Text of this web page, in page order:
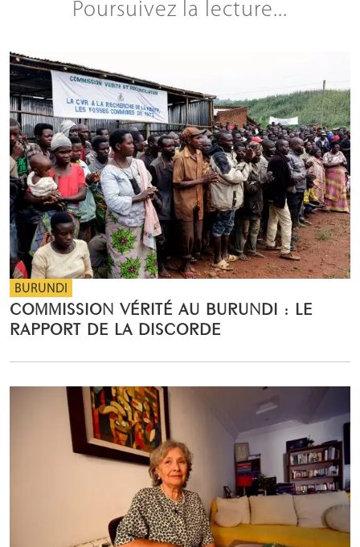
Poursuivez la lecture...
BURUNDI
COMMISSION VÉRITÉ AU BURUNDI : LE
RAPPORT DE LA DISCORDE